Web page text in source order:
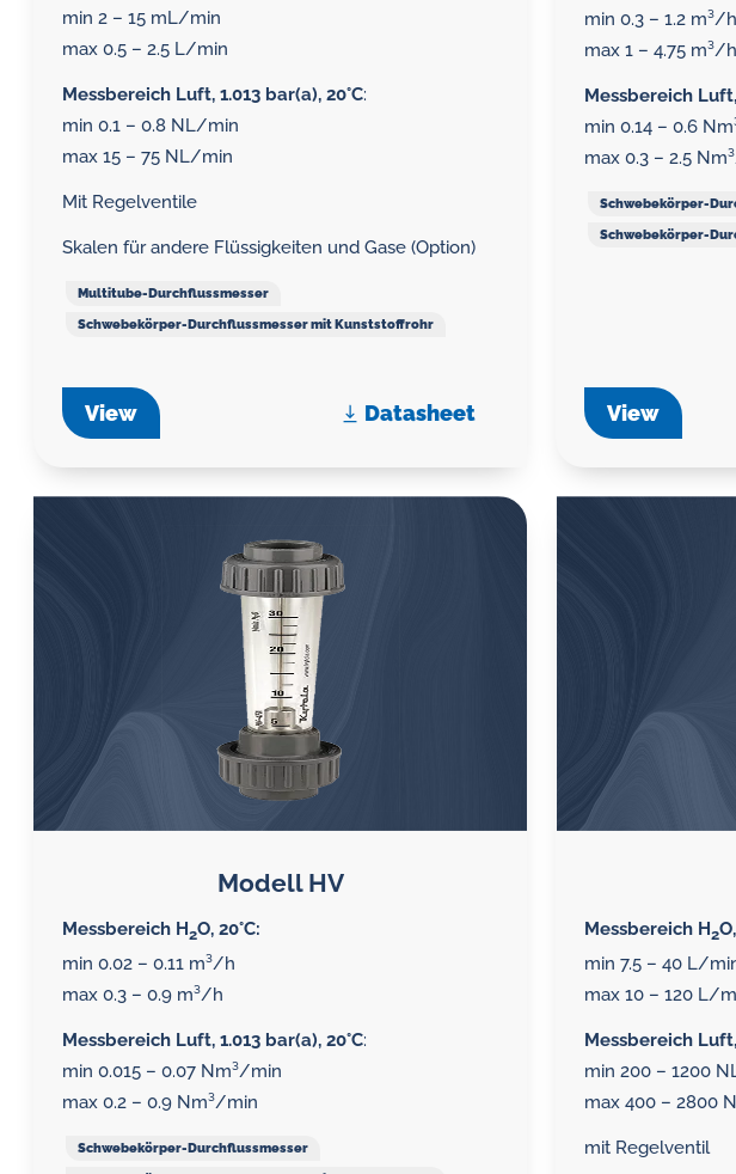
min 2 – 15 mL/min
max 0.5 – 2.5 L/min
Messbereich Luft, 1.013 bar(a), 20°C:
min 0.1 – 0.8 NL/min
max 15 – 75 NL/min
Mit Regelventile
Skalen für andere Flüssigkeiten und Gase (Option)
Multitube-Durchflussmesser
Schwebekörper-Durchflussmesser mit Kunststoffrohr
View Datasheet
min 0.3 – 1.2 m³/h
max 1 – 4.75 m³/h
Messbereich Luft,
min 0.14 – 0.6
max 0.3 – 2.5
Schwebekörper-
Schwebekörper-
View
Modell HV
Messbereich H2O, 20°C:
min 0.02 – 0.11 m³/h
max 0.3 – 0.9 m³/h
Messbereich Luft, 1.013 bar(a), 20°C:
min 0.015 – 0.07 Nm³/min
max 0.2 – 0.9 Nm³/min
Schwebekörper-Durchflussmesser
Messbereich H2
min 7.5 – 40 L/
max 10 – 120 L/
Messbereich Luft,
min 200 – 1200
max 400 – 2800
mit Regelventil